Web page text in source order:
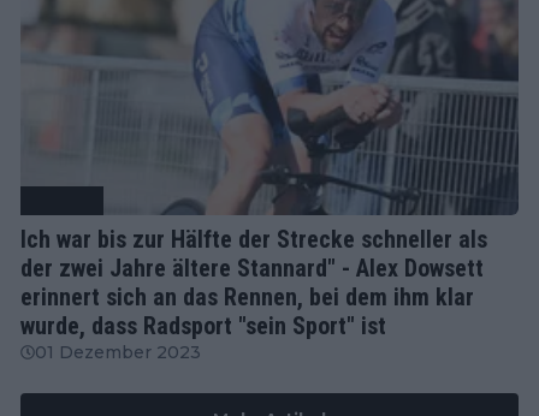
Ich war bis zur Hälfte der Strecke schneller als
der zwei Jahre ältere Stannard" - Alex Dowsett
erinnert sich an das Rennen, bei dem ihm klar
wurde, dass Radsport "sein Sport" ist
01 Dezember 2023